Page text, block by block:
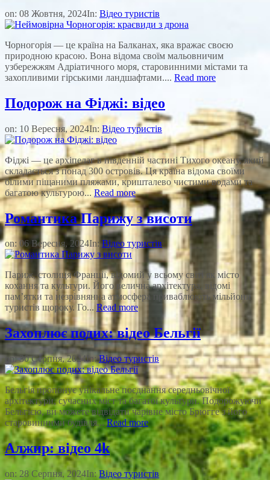
on: 08 Жовтня, 2024In: Відео туристів
Чорногорія — це країна на Балканах, яка вражає своєю
природною красою. Вона відома своїм мальовничим
узбережжям Адріатичного моря, старовинними містами та
захопливими гірськими ландшафтами.... Read more
Подорож на Фіджі: відео
on: 10 Вересня, 2024In: Відео туристів
Фіджі — це архіпелаг в південній частині Тихого океану, який
складається з понад 300 островів. Ця країна відома своїми
білими піщаними пляжами, кришталево чистими водами та
багатою культурою... Read more
Романтика Парижу з висоти
on: 06 Вересня, 2024In:Відео туристів
Париж, столиця Франції, відомий у всьому світі як місто
кохання та культури. Його велична архітектура, відомі
пам’ятки та незрівнянна атмосфера приваблюють мільйони
туристів щороку. Го... Read more
Захоплює подих: відео Бельгії
on:30 Серпня, 2024In:Відео туристів
Бельгія пропонує унікальне поєднання середньовічної
архітектури, сучасних міст та багатої культури. Подорожуючи
Бельгією, ви можете відвідати чарівне місто Брюгге з його
старовинними будівля...Read more
Алжир: відео 4k
on: 28 Серпня, 2024In: Відео туристів